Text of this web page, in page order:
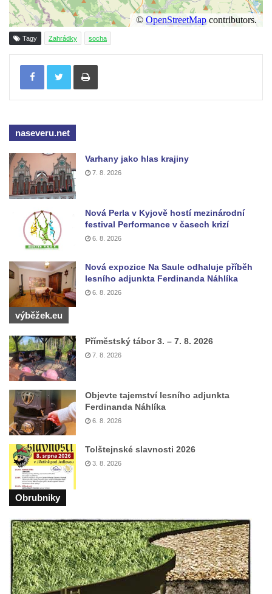
Socha svatého Jana Nepomuckého v
Třebušíně
Pamětní deska Johanna Nepomuka
května v Rumburku
Obrázek svatého Huberta na buku svatého
Obrázek svatého Jakuba na skále u cesty
východně od Srbské Kamenice
Busta Jana Amose Komenského na domě
čp. 37 v Račicích
Socha ležícího koně v Sadech
Československé armády v Teplicích
Socha Medvídě v Tierpark Chemnitz
Sochy Ležící žena v Tierpark Chemnitz
Sochy Ptáci v Tierpark Chemnitz
Socha Skupina jeřábů v Tierpark Chemnitz
Socha Panter v ZOO Leipzig
Socha Dívka s mušlí v ZOO Leipzig
Socha Tygr v ZOO Leipzig
Socha Atlet v ZOO Leipzig
Socha Marabu v ZOO Leipzig
Busta Karla Maxe Schneidera v ZOO
Leipzig
Socha Iásón v ZOO Leipzig
Socha Mladý slon v ZOO Leipzig
Socha Uprchlý otrok bojuje s divokým psem
v ZOO Dresden
Socha krokodýla v ZOO Dresden
Socha slona v ZOO Dresden
Tagy Zahrádky socha
Tisknout
naseveru.net
Varhany jako hlas krajiny
7. 8. 2026
Nová Perla v Kyjově hostí mezinárodní
festival Performance v časech krizí
6. 8. 2026
Nová expozice Na Saule odhaluje příběh
lesního adjunkta Ferdinanda Náhlíka
6. 8. 2026
výběžek.eu
Příměstský tábor 3. – 7. 8. 2026
7. 8. 2026
Objevte tajemství lesního adjunkta
Ferdinanda Náhlíka
6. 8. 2026
Tolštejnské slavnosti 2026
3. 8. 2026
Obrubniky